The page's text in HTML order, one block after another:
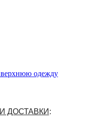
верхнюю одежду
ДОСТАВКИ :